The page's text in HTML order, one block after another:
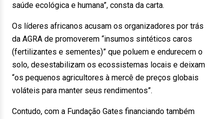
saúde ecológica e humana”, consta da carta.
Os líderes africanos acusam os organizadores por trás
da AGRA de promoverem “insumos sintéticos caros
(fertilizantes e sementes)” que poluem e endurecem o
solo, desestabilizam os ecossistemas locais e deixam
“os pequenos agricultores à mercê de preços globais
voláteis para manter seus rendimentos”.
Contudo, com a Fundação Gates financiando também